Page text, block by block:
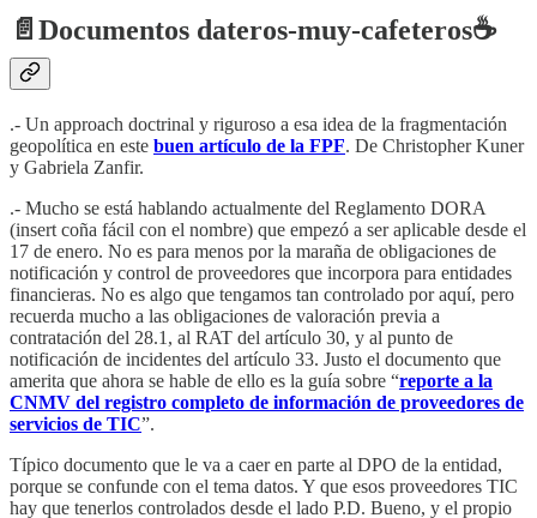
📄 Documentos dateros-muy-cafeteros☕️
.- Un approach doctrinal y riguroso a esa idea de la fragmentación
geopolítica en este buen artículo de la FPF. De Christopher Kuner
y Gabriela Zanfir.
.- Mucho se está hablando actualmente del Reglamento DORA
(insert coña fácil con el nombre) que empezó a ser aplicable desde el
17 de enero. No es para menos por la maraña de obligaciones de
notificación y control de proveedores que incorpora para entidades
financieras. No es algo que tengamos tan controlado por aquí, pero
recuerda mucho a las obligaciones de valoración previa a
contratación del 28.1, al RAT del artículo 30, y al punto de
notificación de incidentes del artículo 33. Justo el documento que
amerita que ahora se hable de ello es la guía sobre “reporte a la
CNMV del registro completo de información de proveedores de
servicios de TIC”.
Típico documento que le va a caer en parte al DPO de la entidad,
porque se confunde con el tema datos. Y que esos proveedores TIC
hay que tenerlos controlados desde el lado P.D. Bueno, y el propio